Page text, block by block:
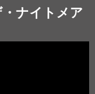
・ナイトメア